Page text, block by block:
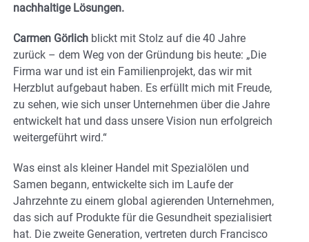
nachhaltige Lösungen.
Carmen Görlich blickt mit Stolz auf die 40 Jahre
zurück – dem Weg von der Gründung bis heute: „Die
Firma war und ist ein Familienprojekt, das wir mit
Herzblut aufgebaut haben. Es erfüllt mich mit Freude,
zu sehen, wie sich unser Unternehmen über die Jahre
entwickelt hat und dass unsere Vision nun erfolgreich
weitergeführt wird.“
Was einst als kleiner Handel mit Spezialölen und
Samen begann, entwickelte sich im Laufe der
Jahrzehnte zu einem global agierenden Unternehmen,
das sich auf Produkte für die Gesundheit spezialisiert
hat. Die zweite Generation, vertreten durch Francisco